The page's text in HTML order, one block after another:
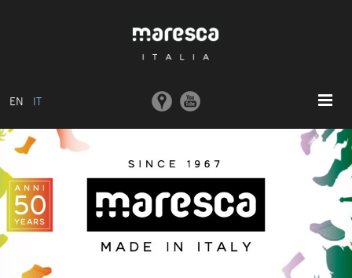
EN IT
ABOUT US
MODELLI BASE
COLLEZIONI